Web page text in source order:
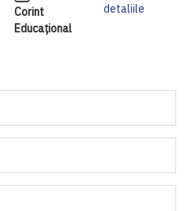
Corint
Educaţional
detaliile